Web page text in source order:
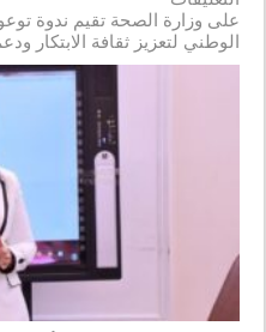
على وزارة الصحة تقيم ندوة
الوطني لتعزيز ثقافة الابتكار